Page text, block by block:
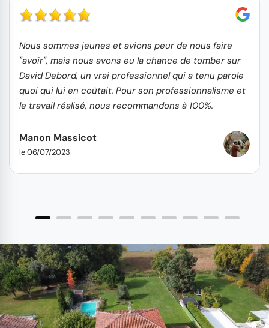
Nous sommes jeunes et avions peur de nous faire
"avoir", mais nous avons eu la chance de tomber sur
David Debord, un vrai professionnel qui a tenu parole
quoi qui lui en coûtait. Pour son professionnalisme et
le travail réalisé, nous recommandons à 100%.
Manon Massicot
le 06/07/2023